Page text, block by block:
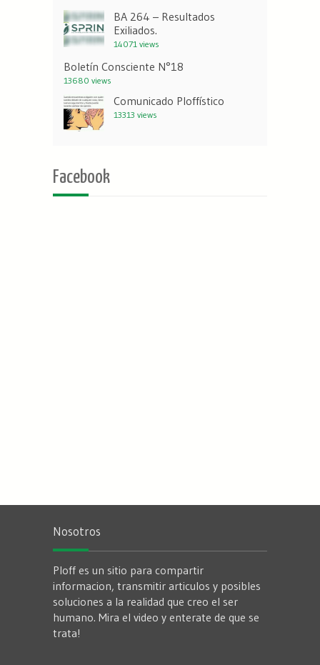
BA 264 – Resultados
Exiliados.
14071 views
Boletín Consciente N°18
13680 views
Comunicado Ploffístico
13313 views
Facebook
Nosotros
Ploff es un sitio para compartir
informacion, transmitir articulos y posibles
soluciones a la realidad que creo el ser
humano. Mira el video y enterate de que se
trata!